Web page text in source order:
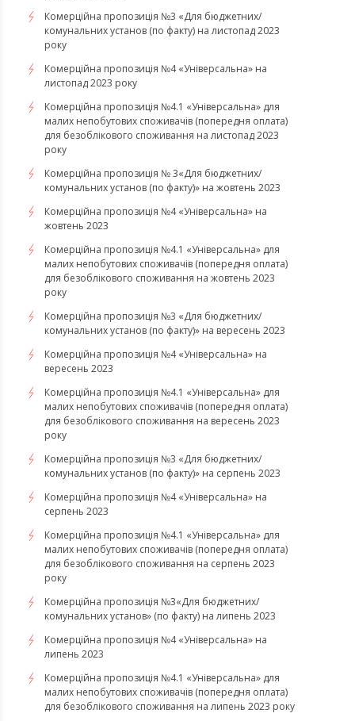
Комерційна пропозиція №3 «Для бюджетних/
комунальних установ (по факту) на листопад 2023
року
Комерційна пропозиція №4 «Універсальна» на
листопад 2023 року
Комерційна пропозиція №4.1 «Універсальна» для
малих непобутових споживачів (попередня оплата)
для безоблікового споживання на листопад 2023
року
Комерційна пропозиція № 3«Для бюджетних/
комунальних установ (по факту)» на жовтень 2023
Комерційна пропозиція №4 «Універсальна» на
жовтень 2023
Комерційна пропозиція №4.1 «Універсальна» для
малих непобутових споживачів (попередня оплата)
для безоблікового споживання на жовтень 2023
року
Комерційна пропозиція №3 «Для бюджетних/
комунальних установ (по факту)» на вересень 2023
Комерційна пропозиція №4 «Універсальна» на
вересень 2023
Комерційна пропозиція №4.1 «Універсальна» для
малих непобутових споживачів (попередня оплата)
для безоблікового споживання на вересень 2023
року
Комерційна пропозиція №3 «Для бюджетних/
комунальних установ (по факту)» на серпень 2023
Комерційна пропозиція №4 «Універсальна» на
серпень 2023
Комерційна пропозиція №4.1 «Універсальна» для
малих непобутових споживачів (попередня оплата)
для безоблікового споживання на серпень 2023
року
​​​​​​​Комерційна пропозиція №3«Для бюджетних/
комунальних установ» (по факту) на липень 2023
Комерційна пропозиція №4 «Універсальна» на
липень 2023
Комерційна пропозиція №4.1 «Універсальна» для
малих непобутових споживачів (попередня оплата)
для безоблікового споживання на липень 2023 року